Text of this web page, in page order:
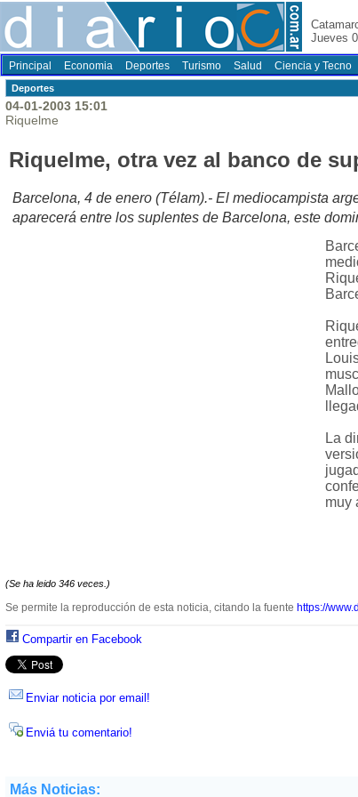
Jueves
Principal Economia Deportes Turismo Salud Ciencia y Tecno
Deportes
04-01-2003 15:01
Riquelme
Riquelme, otra vez al banco de
Barcelona, 4 de enero (Télam).- El mediocampista
aparecerá entre los suplentes de Barcelona, este
La
muy
(Se ha leido 346 veces.)
Se permite la reproducción de esta noticia, citando la fuente https://
Compartir en Facebook
Enviar noticia por email!
Enviá tu comentario!
Más Noticias: